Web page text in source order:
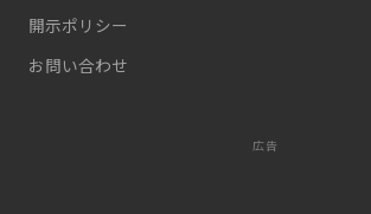
開示ポリシー
お問い合わせ
広告